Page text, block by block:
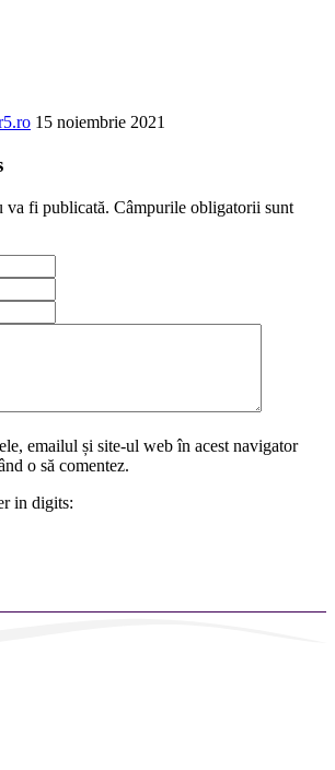
15 noiembrie 2021
va fi publicată. Câmpurile obligatorii sunt
emailul și site-ul web în acest navigator
o să comentez.
in digits: